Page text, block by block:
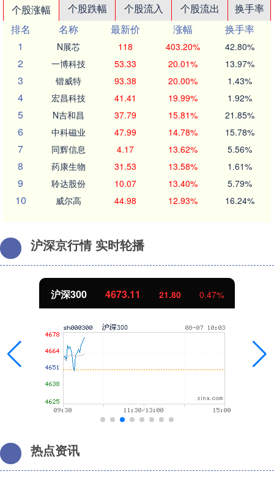
个股涨幅 个股跌幅 个股流入 个股流出
换手率
排名
名称 最新价 涨幅
换手率
1
N展芯 118 403.20% 42.80%
2 一博科技 53.33 20.01% 13.97%
3 锴威特 93.38 20.00% 1.43%
4 宏昌科技 41.41 19.99% 1.92%
5 N吉和昌 37.79 15.81% 21.85%
6 中科磁业 47.99 14.78% 15.78%
7 同辉信息 4.17 13.62% 5.56%
8 药康生物 31.53 13.58% 1.61%
9 聆达股份 10.07 13.40% 5.79%
10 威尔高 44.98 12.93% 16.24%
沪深京行情 实时轮播
北证50 1117.75 -5.13 -0.46%
热点资讯